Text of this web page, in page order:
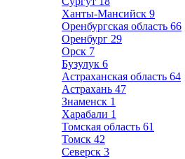
Ханты-Мансийск 9
Оренбургская область 66
Оренбург 29
Орск 7
Бузулук 6
Астраханская область 64
Астрахань 47
Знаменск 1
Харабали 1
Томская область 61
Томск 42
Северск 3